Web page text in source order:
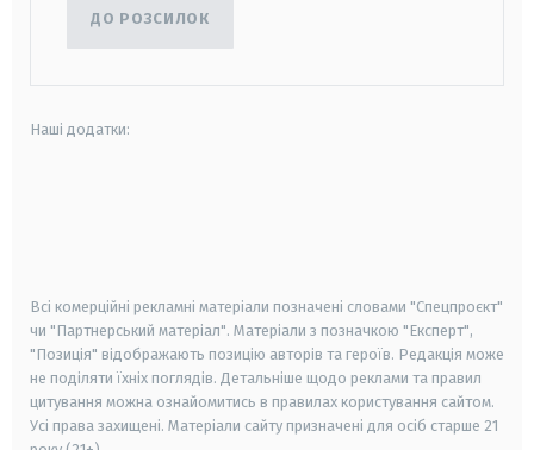
ДО РОЗСИЛОК
Наші додатки:
Всі комерційні рекламні матеріали позначені словами "Спецпроєкт"
чи "Партнерський матеріал". Матеріали з позначкою "Експерт",
"Позиція" відображають позицію авторів та героїв. Редакція може
не поділяти їхніх поглядів. Детальніше щодо реклами та правил
цитування можна ознайомитись в правилах користування сайтом.
Усі права захищені. Матеріали сайту призначені для осіб старше 21